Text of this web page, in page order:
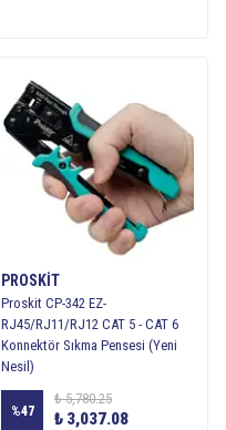
PROSKIT
Proskit CP-342 EZ-
RJ45/RJ11/RJ12 CAT 5 - CAT 6
Konnektör Sıkma Pensesi (Yeni
Nesil)
%47
₺ 5,780.25
₺ 3,037.08